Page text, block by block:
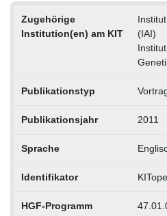
Zugehörige
Institution(en) am KIT
(IAI)
Publikationstyp
Publikationsjahr 2011
Sprache
Identifikator
HGF-Programm